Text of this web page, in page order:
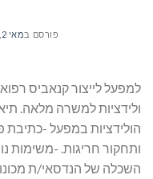
פורסם במאי 2, 2023
למפעל לייצור קנאביס
ולידציות למשרה מלאה.
הולידציות במפעל -כתיבת
ותחקור חריגות. -משימות